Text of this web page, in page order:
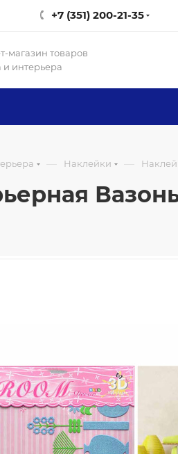
+7 (351) 200-21-35
магазин товаров
и интерьера
— Наклейки —